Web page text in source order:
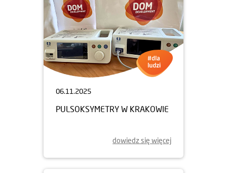
06.11.2025
PULSOKSYMETRY W KRAKOWIE
dowiedz się więcej